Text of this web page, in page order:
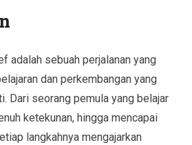
adalah sebuah perjalanan yang
dan perkembangan yang
Dari seorang pemula yang belajar
ketekunan, hingga mencapai
langkahnya mengajarkan